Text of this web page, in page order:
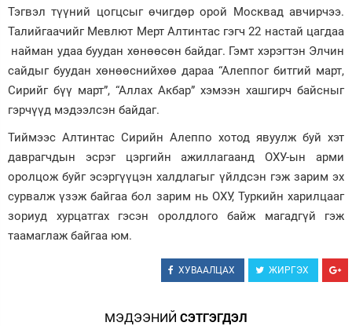
Зурхай
Тэгвэл түүний цогцсыг өчигдөр орой Москвад авчирчээ.
Талийгаачийг Мевлют Мерт Алтинтас гэгч 22 настай цагдаа
найман удаа буудан хөнөөсөн байдаг. Гэмт хэрэгтэн Элчин
сайдыг буудан хөнөөснийхөө дараа “Алеппог битгий март,
Сирийг бүү март”, “Аллах Акбар” хэмээн хашгирч байсныг
гэрчүүд мэдээлсэн байдаг.
Тиймээс Алтинтас Сирийн Алеппо хотод явуулж буй хэт
даврагчдын эсрэг цэргийн ажиллагаанд ОХУ-ын арми
оролцож буйг эсэргүүцэн халдлагыг үйлдсэн гэж зарим эх
сурвалж үзэж байгаа бол зарим нь ОХУ, Туркийн харилцааг
зориуд хурцатгах гэсэн оролдлого байж магадгүй гэж
таамаглаж байгаа юм.
ХУВААЛЦАХ ЖИРГЭХ
МЭДЭЭНИЙ СЭТГЭГДЭЛ